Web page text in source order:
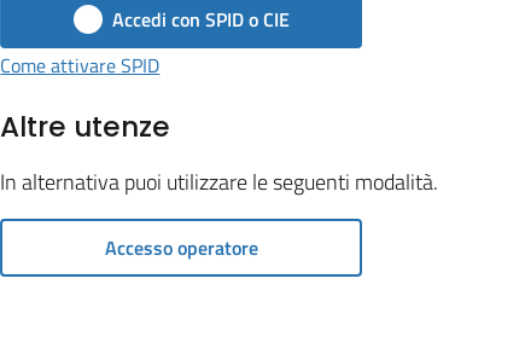
Accedi con SPID o CIE
Come attivare SPID
Altre utenze
In alternativa puoi utilizzare le seguenti modalità.
Accesso operatore